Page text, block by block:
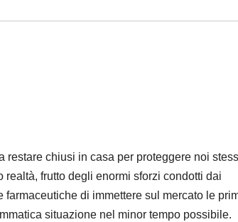
restare chiusi in casa per proteggere noi
frutto degli enormi sforzi condotti dai
di immettere sul mercato le
situazione nel minor tempo possibile.